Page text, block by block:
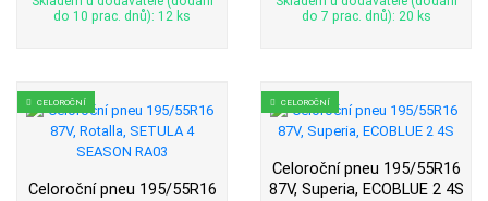
do 10 prac. dnů): 12 ks
do 7 prac. dnů): 20 ks
CELOROČNÍ
Celoroční pneu 195/55R16
CELOROČNÍ
Celoroční pneu 195/55R16
87V, Superia, ECOBLUE 2 4S